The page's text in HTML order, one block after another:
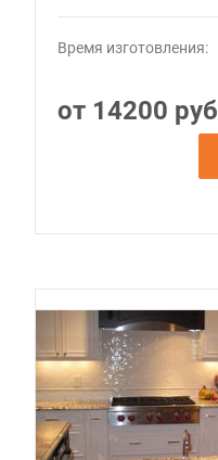
Время изготовления:
от 14200